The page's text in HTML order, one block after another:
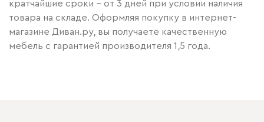
кратчайшие сроки – от 3 дней при условии наличия
товара на складе. Оформляя покупку в интернет-
магазине Диван.ру, вы получаете качественную
мебель с гарантией производителя 1,5 года.